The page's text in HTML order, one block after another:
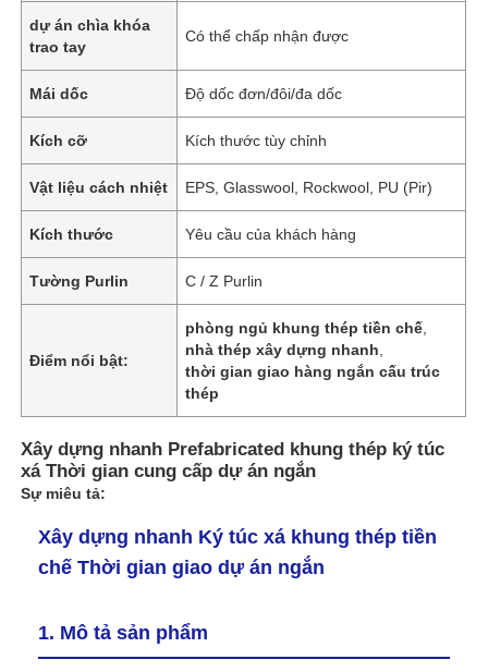
dự án chìa khóa
trao tay
Có thể chấp nhận được
Mái dốc Độ dốc đơn/đôi/đa dốc
Kích cỡ Kích thước tùy chỉnh
Vật liệu cách nhiệt EPS, Glasswool, Rockwool, PU (Pir)
Kích thước Yêu cầu của khách hàng
Tường Purlin C / Z Purlin
Điểm nổi bật:
phòng ngủ khung thép tiền chế
nhà thép xây dựng nhanh
thời gian giao hàng ngắn cấu trúc
thép
Xây dựng nhanh Prefabricated khung thép ký túc
xá Thời gian cung cấp dự án ngắn
Sự miêu tả:
Xây dựng nhanh Ký túc xá khung thép tiền
chế Thời gian giao dự án ngắn
1. Mô tả sản phẩm